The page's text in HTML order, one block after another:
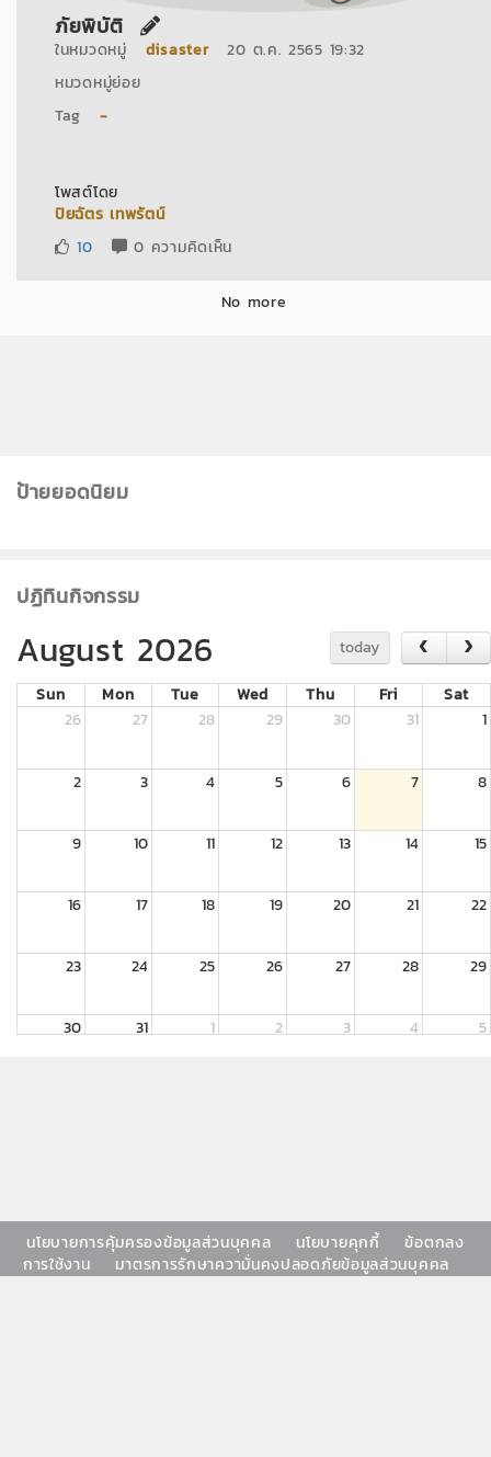
ภัยพิบัติ
ในหมวดหมู่ disaster20 ต.ค. 2565 19:32
หมวดหมู่ย่อย
Tag-
โพสต์โดย
ปิยฉัตร เทพรัตน์
10
0 ความคิดเห็น
No more
ป้ายยอดนิยม
ปฏิทินกิจกรรม
August 2026 today
Sun Mon Tue Wed Thu Fri
Sat
26
27 28 29 30 31 1
2 3 4 5 6 7 8
9 10 11 12 13 14 15
16 17 18 19 20 21 22
23 24 25 26 27 28 29
30 31 1 2 3 4 5
นโยบายการคุ้มครองข้อมูลส่วนบุคคล นโยบายคุกกี้
ข้อตกลง
การใช้งาน
มาตรการรักษาความั่นคงปลอดภัยข้อมูลส่วนบุคคล